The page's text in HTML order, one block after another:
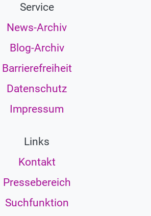
Service
News-Archiv
Blog-Archiv
Barrierefreiheit
Datenschutz
Impressum
Links
Kontakt
Pressebereich
Suchfunktion